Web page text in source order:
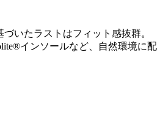
いたラストはフィット感抜群。
インソールなど、自然環境に配